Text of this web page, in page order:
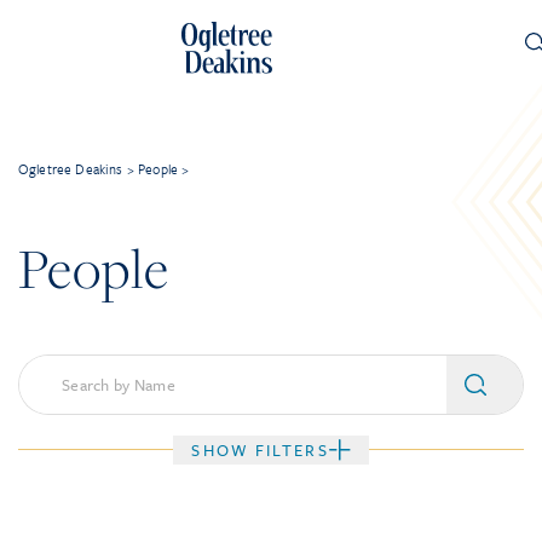
Ogletree Deakins > People >
People
SHOW FILTERS